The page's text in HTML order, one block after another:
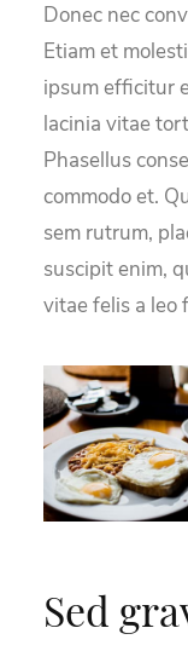
Donec nec
Etiam et
ipsum efficitur
lacinia vitae
Phasellus
commodo et.
sem rutrum,
suscipit enim,
vitae felis a leo
Sed